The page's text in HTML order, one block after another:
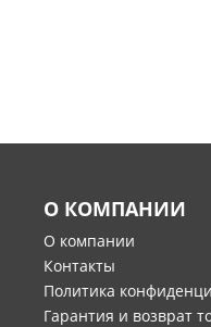
О КОМПАНИИ
О компании
Контакты
Политика
Гарантия и возврат